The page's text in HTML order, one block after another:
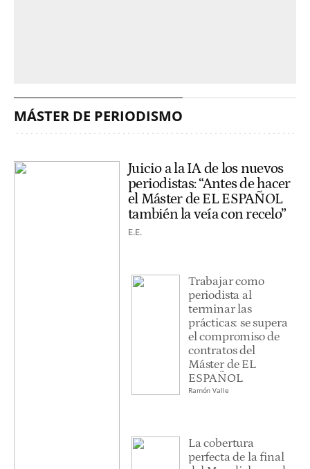
MÁSTER DE PERIODISMO
Juicio a la IA de los nuevos
periodistas: “Antes de hacer
el Máster de EL ESPAÑOL
también la veía con recelo”
E.E.
Trabajar como
periodista al
terminar las
prácticas: se supera
el compromiso de
contratos del
Máster de EL
ESPAÑOL
Ramón Valle
La cobertura
perfecta de la final